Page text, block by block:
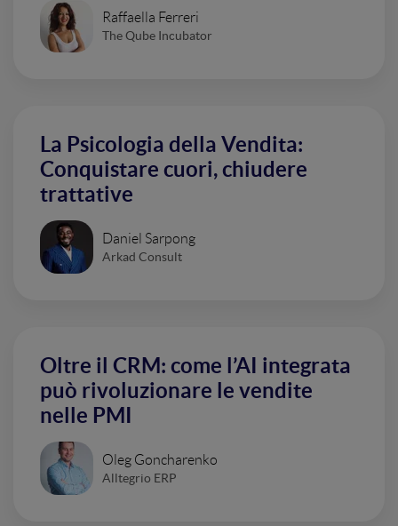
Raffaella Ferreri
The Qube Incubator
La Psicologia della Vendita:
Conquistare cuori, chiudere
trattative
Daniel Sarpong
Arkad Consult
Oltre il CRM: come l’AI integrata
può rivoluzionare le vendite
nelle PMI
Oleg Goncharenko
Alltegrio ERP